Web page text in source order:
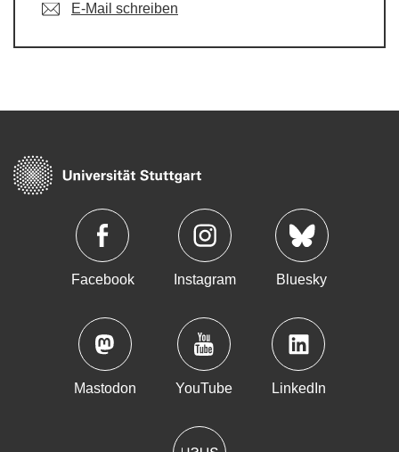
E-Mail schreiben
Facebook Instagram Bluesky
Mastodon YouTube LinkedIn